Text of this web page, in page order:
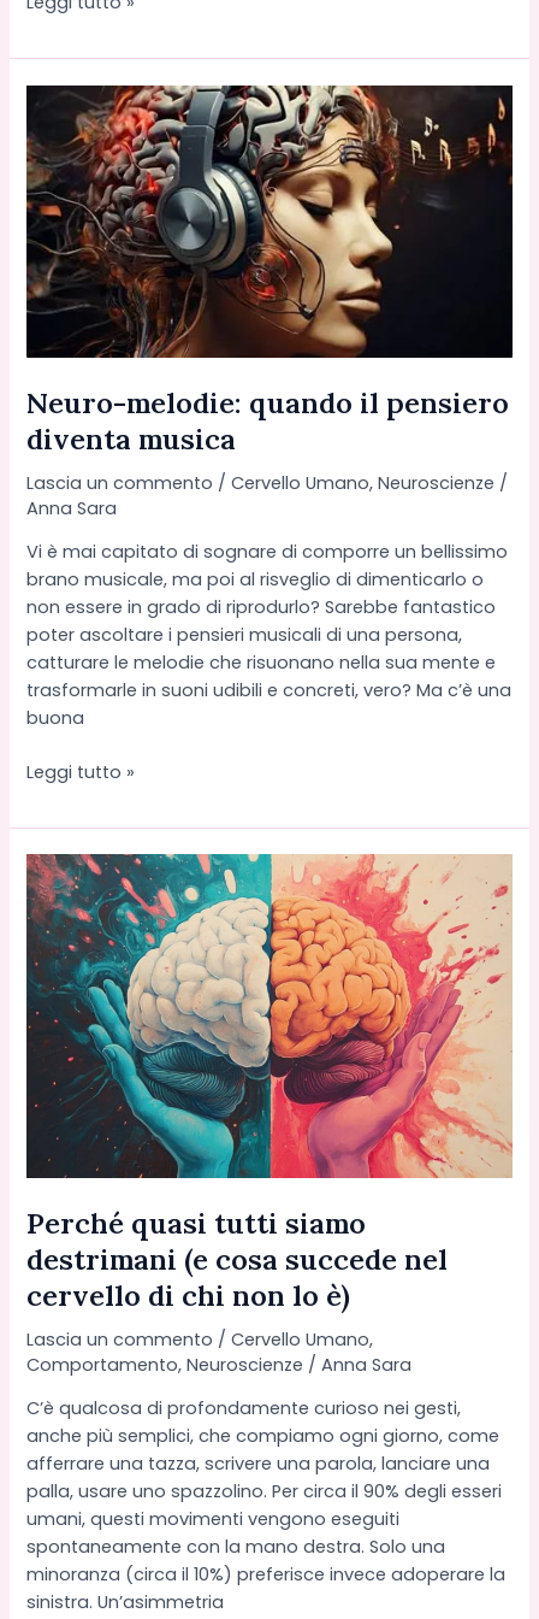
del
“cervello
violento”
cade.
E
le
neuroscienze
riscrivono
lo
stigma
schizofrenia
Neuro-melodie: quando il pensiero
diventa musica
Lascia un commento /Cervello Umano,Neuroscienze /
Anna Sara
Vi è mai capitato di sognare di comporre un bellissimo
brano musicale, ma poi al risveglio di dimenticarlo o
non essere in grado di riprodurlo? Sarebbe fantastico
poter ascoltare i pensieri musicali di una persona,
catturare le melodie che risuonano nella sua mente e
trasformarle in suoni udibili e concreti, vero? Ma c’è una
buona
Neuro-
quando
il
pensiero
diventa
musica
Leggi tutto »
Perché quasi tutti siamo
destrimani (e cosa succede nel
cervello di chi non lo è)
Lascia un commento /Cervello Umano,
Comportamento,Neuroscienze /Anna Sara
C’è qualcosa di profondamente curioso nei gesti,
anche più semplici, che compiamo ogni giorno, come
afferrare una tazza, scrivere una parola, lanciare una
palla, usare uno spazzolino. Per circa il 90% degli esseri
umani, questi movimenti vengono eseguiti
spontaneamente con la mano destra. Solo una
minoranza (circa il 10%) preferisce invece adoperare la
sinistra. Un’asimmetria